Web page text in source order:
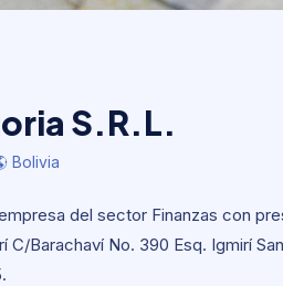
S.R.L.
S.R.L.
Bolivia
del sector Finanzas con
C/Barachaví No. 390 Esq. Igmirí